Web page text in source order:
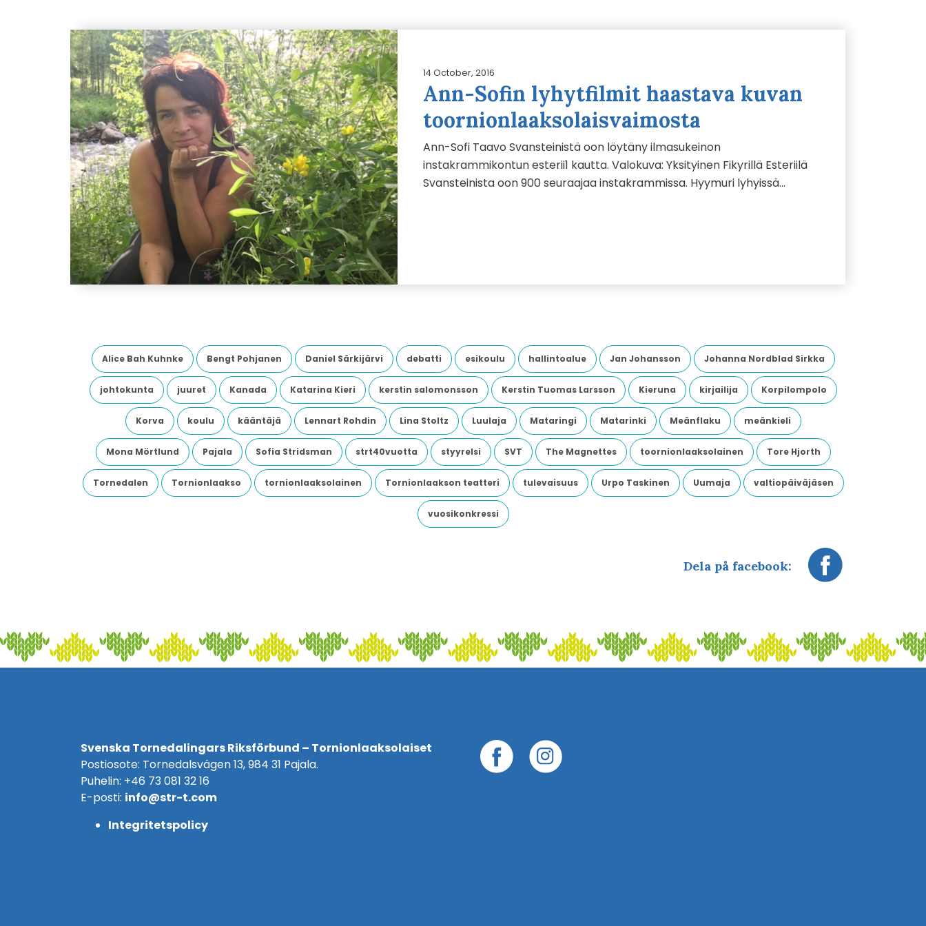
14 October, 2016
Ann-Sofin lyhytfilmit haastava kuvan
toornionlaaksolaisvaimosta
Ann-Sofi Taavo Svansteinistä oon löytäny ilmasukeinon
instakrammikontun esterii1 kautta. Valokuva: Yksityinen Fikyrillä Esteriilä
Svansteinista oon 900 seuraajaa instakrammissa. Hyymuri lyhyissä…
Alice Bah Kuhnke Bengt Pohjanen Daniel Särkijärvi debatti esikoulu hallintoalue Jan Johansson Johanna Nordblad Sirkka
johtokunta juuret Kanada Katarina Kieri kerstin salomonsson Kerstin Tuomas Larsson Kieruna kirjailija Korpilompolo
Korva koulu kääntäjä Lennart Rohdin Lina Stoltz Luulaja Mataringi Matarinki Meänflaku meänkieli
Mona Mörtlund Pajala Sofia Stridsman strt40vuotta styyrelsi SVT The Magnettes toornionlaaksolainen Tore Hjorth
Tornedalen Tornionlaakso tornionlaaksolainen Tornionlaakson teatteri tulevaisuus Urpo Taskinen Uumaja valtiopäiväjäsen
vuosikonkressi
Dela på facebook:
Svenska Tornedalingars Riksförbund – Tornionlaaksolaiset
Postiosote: Tornedalsvägen 13, 984 31 Pajala.
Puhelin: +46 73 081 32 16
E-posti: info@str-t.com
Integritetspolicy